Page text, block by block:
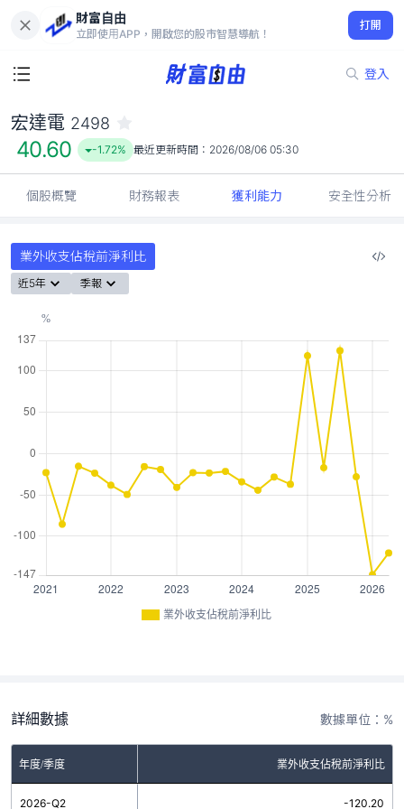
財富自由
立即使用APP，開啟您的股市智慧導航！
打開
登入
40.60
-1.72%
宏達電 2498
40.60 -1.72% 最近更新時間： 2026/08/06 05:30
個股概覽 財務報表 獲利能力 安全性分析
業外收支佔稅前淨利比
近5年 季報
業外收支佔稅前淨利比
詳細數據 數據單位：%
年度/季度 業外收支佔稅前淨利比
2026-Q2 -120.20